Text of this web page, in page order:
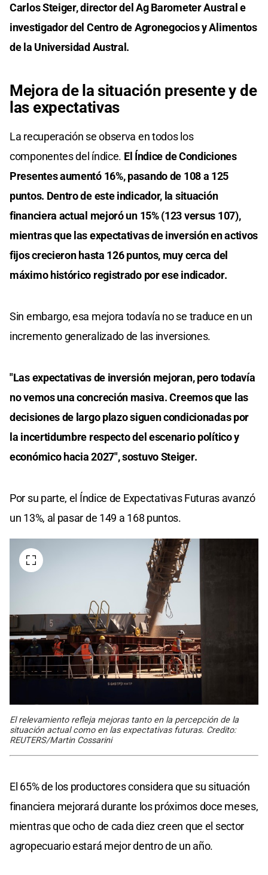
Carlos Steiger, director del Ag Barometer Austral e
investigador del Centro de Agronegocios y Alimentos
de la Universidad Austral.
Mejora de la situación presente y de
las expectativas
La recuperación se observa en todos los
componentes del índice. El Índice de Condiciones
Presentes aumentó 16%, pasando de 108 a 125
puntos. Dentro de este indicador, la situación
financiera actual mejoró un 15% (123 versus 107),
mientras que las expectativas de inversión en activos
fijos crecieron hasta 126 puntos, muy cerca del
máximo histórico registrado por ese indicador.
Sin embargo, esa mejora todavía no se traduce en un
incremento generalizado de las inversiones.
"Las expectativas de inversión mejoran, pero todavía
no vemos una concreción masiva. Creemos que las
decisiones de largo plazo siguen condicionadas por
la incertidumbre respecto del escenario político y
económico hacia 2027", sostuvo Steiger.
Por su parte, el Índice de Expectativas Futuras avanzó
un 13%, al pasar de 149 a 168 puntos.
El relevamiento refleja mejoras tanto en la percepción de la
situación actual como en las expectativas futuras. Credito:
REUTERS/Martin Cossarini
El 65% de los productores considera que su situación
financiera mejorará durante los próximos doce meses,
mientras que ocho de cada diez creen que el sector
agropecuario estará mejor dentro de un año.